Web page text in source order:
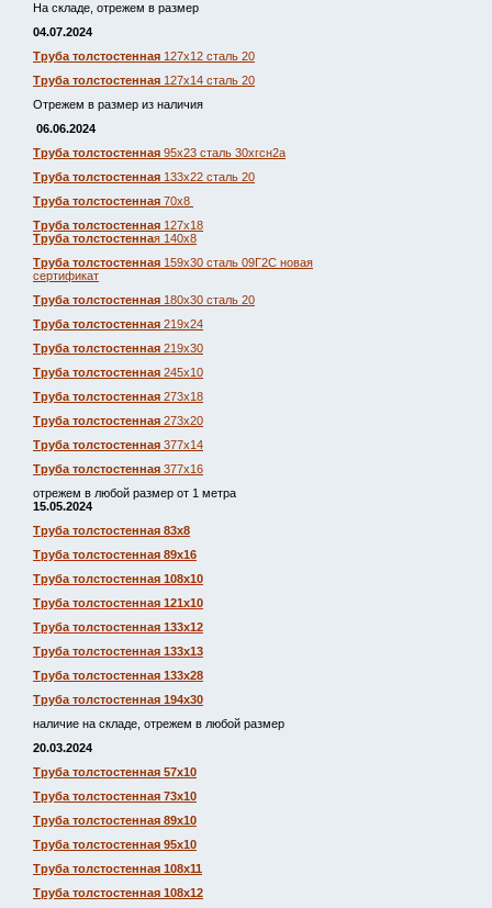
На складе, отрежем в размер
04.07.2024
Труба толстостенная 127х12 сталь 20
Труба толстостенная 127х14 сталь 20
Отрежем в размер из наличия
06.06.2024
Труба толстостенная 95х23 сталь 30хгсн2а
Труба толстостенная 133х22 сталь 20
Труба толстостенная 70х8
Труба толстостенная 127х18
Труба толстостенная 140х8
Труба толстостенная 159х30 сталь 09Г2С новая
сертификат
Труба толстостенная 180х30 сталь 20
Труба толстостенная 219х24
Труба толстостенная 219х30
Труба толстостенная 245х10
Труба толстостенная 273х18
Труба толстостенная 273х20
Труба толстостенная 377х14
Труба толстостенная 377х16
отрежем в любой размер от 1 метра
15.05.2024
Труба толстостенная 83х8
Труба толстостенная 89х16
Труба толстостенная 108х10
Труба толстостенная 121х10
Труба толстостенная 133х12
Труба толстостенная 133х13
Труба толстостенная 133х28
Труба толстостенная 194х30
наличие на складе, отрежем в любой размер
20.03.2024
Труба толстостенная 57х10
Труба толстостенная 73х10
Труба толстостенная 89х10
Труба толстостенная 95х10
Труба толстостенная 108х11
Труба толстостенная 108х12